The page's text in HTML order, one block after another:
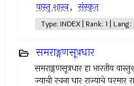
वास्तु शास्त्र, संस्कृत
Type: INDEX | Rank: 1 |
समराङ्गणसूत्रधार
समराङ्गणसूत्रधार हा भारतीय
ज्याची रचना धार राज्याचे